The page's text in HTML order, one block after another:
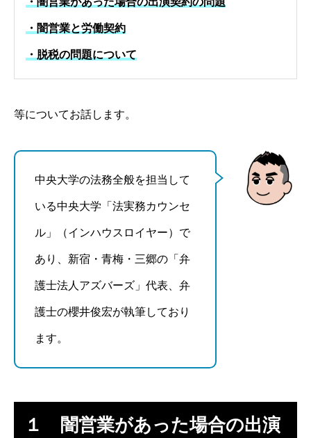
・闇営業と労働契約
・脱税の問題について
等についてお話します。
中央大学の法務全般を担当して
いる中央大学「法実務カウンセ
ル」（インハウスロイヤー）で
あり、新宿・青梅・三郷の「弁
護士法人アズバーズ」代表、弁
護士の櫻井俊宏が執筆しており
ます。
１ 闇営業があった場合の出演